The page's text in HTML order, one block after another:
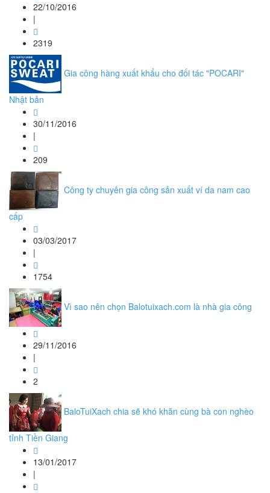
22/10/2016
|
2319
Gia công hàng xuất khẩu cho đối tác "POCARI"
Nhật bản
30/11/2016
|
209
Công ty chuyên gia công sản xuất ví da nam cao
cấp
03/03/2017
|
1754
Vì sao nên chọn Balotuixach.com là nhà gia công
29/11/2016
|
2
BaloTuiXach chia sẽ khó khăn cùng bà con nghèo
tỉnh Tiền Giang
13/01/2017
|